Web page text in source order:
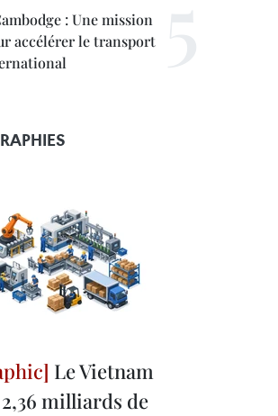
: Une mission
accélérer le transport
Le Vietnam
milliards de